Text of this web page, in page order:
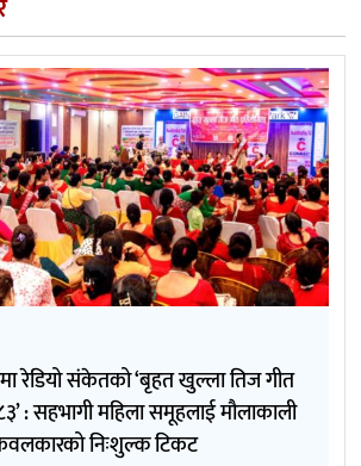
रेडियो संकेतको ‘बृहत खुल्ला तिज गीत
: सहभागी महिला समूहलाई मौलाकाली
निःशुल्क टिकट